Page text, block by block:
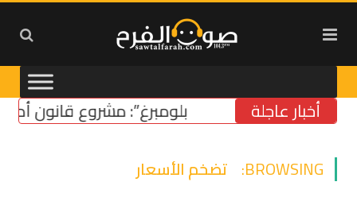
أخبار عاجلة “بلومبرغ”: مشروع قانون أميركي
BROWSING: تضخم الأسعار